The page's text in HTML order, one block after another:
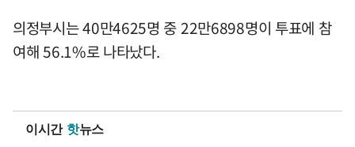
의정부시는 40만4625명 중 22만6898명이 투표에 참
여해 56.1%로 나타났다.
이시간 핫뉴스